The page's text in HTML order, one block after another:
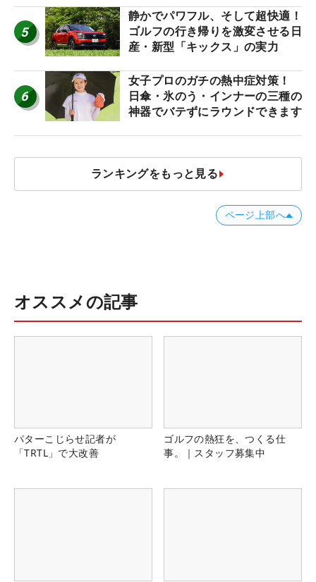
5
静かでパワフル、そして超快適！
ゴルフの行き帰りを激変させる日
産・新型「キックス」の実力
6
女子プロのガチの熱中症対策！
日傘・氷のう・インナーの三種の
神器でバテずにラウンドできます
ランキングをもっと見る
ページ上部へ
オススメの記事
パターこじらせ記者が
「TRTL」で大改善
ゴルフの熱狂を、つくる仕
事。｜スタッフ募集中